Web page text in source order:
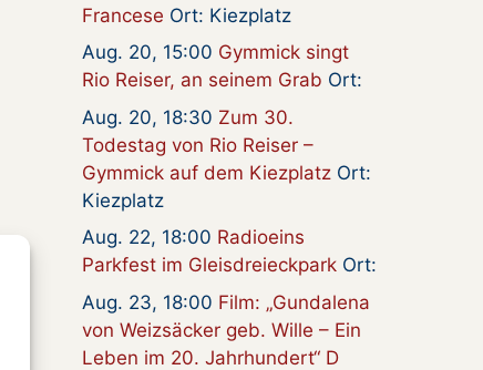
Francese Ort: Kiezplatz
Aug. 20, 15:00 Gymmick singt
Rio Reiser, an seinem Grab Ort:
Aug. 20, 18:30 Zum 30.
Todestag von Rio Reiser –
Gymmick auf dem Kiezplatz Ort:
Kiezplatz
Aug. 22, 18:00 Radioeins
Parkfest im Gleisdreieckpark Ort:
Aug. 23, 18:00 Film: „Gundalena
von Weizsäcker geb. Wille – Ein
Leben im 20. Jahrhundert“ D